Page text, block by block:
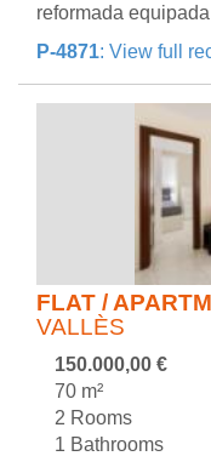
reformada
P-4871: View full
FLAT /
VALLÈS
150.000,00 €
70 m²
2 Rooms
1 Bathrooms